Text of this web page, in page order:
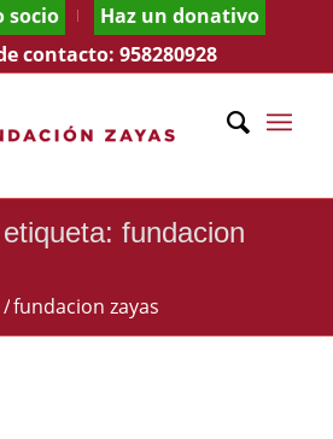
socio
Haz un donativo
contacto:958280928
fundacion
/fundacion zayas